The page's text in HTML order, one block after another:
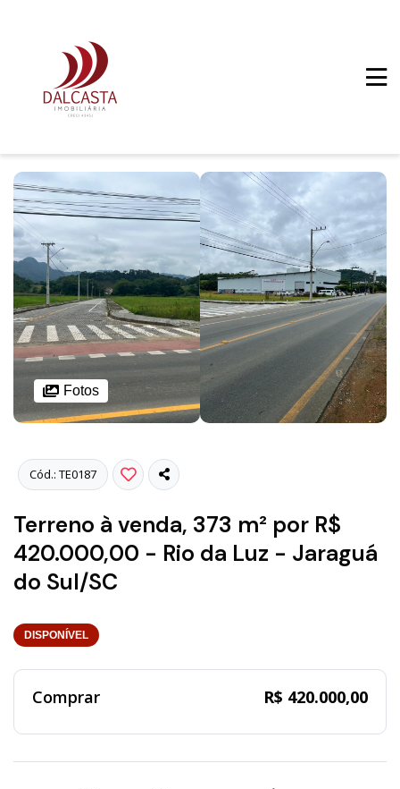
Fotos
Cód.: TE0187
Terreno à venda, 373 m² por R$
420.000,00 - Rio da Luz - Jaraguá
do Sul/SC
DISPONÍVEL
Comprar R$ 420.000,00